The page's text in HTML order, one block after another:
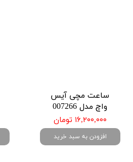
ساعت مچی آیس
واچ مدل 007266
۱۶,۲۰۰,۰۰۰ تومان
افزودن به سبد خرید